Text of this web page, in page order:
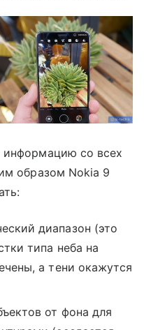
информацию со всех
образом Nokia 9
диапазон (это
типа неба на
а тени окажутся
от фона для